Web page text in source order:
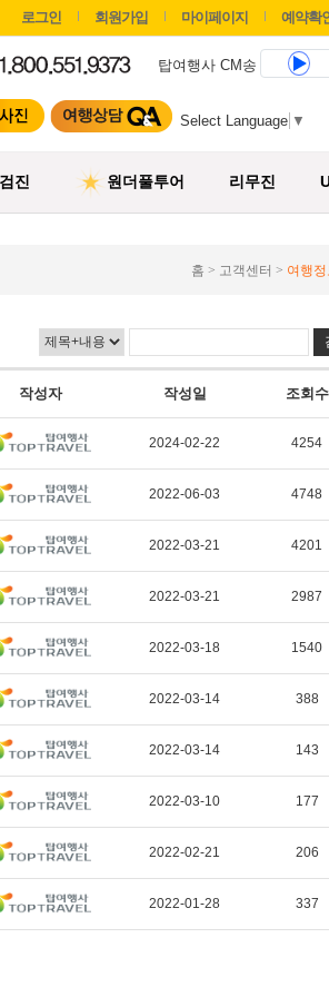
로그인 회원가입 마이페이지 예약확
탑여행사 CM송
Select Language ▼
진 원더풀투어 리무진
홈 > 고객센터 > 여행정
작성자 작성일 조회수
2024-02-22 4254
2022-06-03 4748
2022-03-21 4201
2022-03-21 2987
2022-03-18 1540
2022-03-14 388
2022-03-14 143
2022-03-10 177
2022-02-21 206
2022-01-28 337